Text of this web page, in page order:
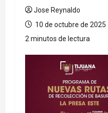
Jose Reynaldo
10 de octubre de 2025
2 minutos de lectura